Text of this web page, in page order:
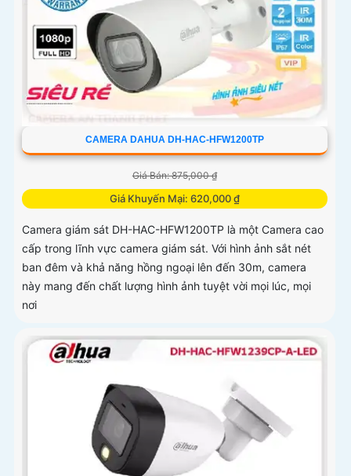
CAMERA DAHUA DH-HAC-HFW1200TP
Giá Bán: 875,000 ₫
Giá Khuyến Mại: 620,000 ₫
Camera giám sát DH-HAC-HFW1200TP là một Camera cao
cấp trong lĩnh vực camera giám sát. Với hình ảnh sắt nét
ban đêm và khả năng hồng ngoại lên đến 30m, camera
này mang đến chất lượng hình ảnh tuyệt vời mọi lúc, mọi
nơi